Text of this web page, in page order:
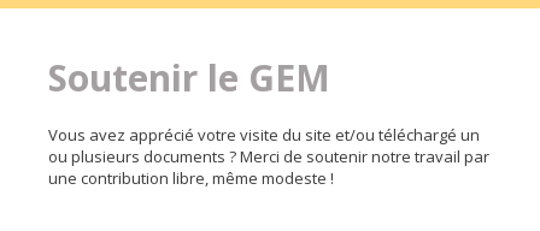
Soutenir le GEM
Vous avez apprécié votre visite du site et/ou téléchargé un
ou plusieurs documents ? Merci de soutenir notre travail par
une contribution libre, même modeste !